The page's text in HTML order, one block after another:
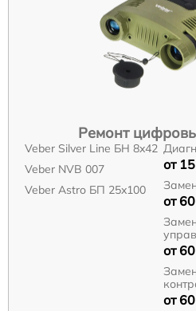
Ремонт
Veber Silver Line БН 8x42
Veber NVB 007
Veber Astro БП 25x100
от
от
от
от